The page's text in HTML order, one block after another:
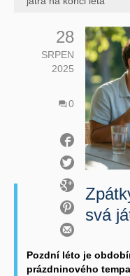
28
SRPEN
2025
0
svá
Pozdní léto je
prázdninového